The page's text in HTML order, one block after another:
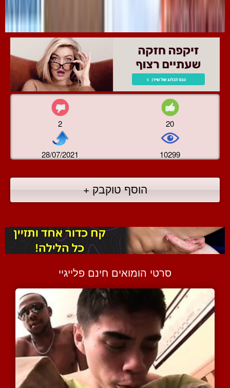
2 20
28/07/2021 10299
הוסף טוקבק +
סרטי הומואים חינם פלייגיי